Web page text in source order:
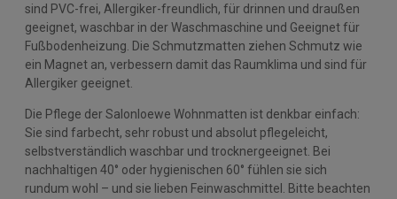
sind PVC-frei, Allergiker-freundlich, für drinnen und draußen
geeignet, waschbar in der Waschmaschine und Geeignet für
Fußbodenheizung. Die Schmutzmatten ziehen Schmutz wie
ein Magnet an, verbessern damit das Raumklima und sind für
Allergiker geeignet.
Die Pflege der Salonloewe Wohnmatten ist denkbar einfach:
Sie sind farbecht, sehr robust und absolut pflegeleicht,
selbstverständlich waschbar und trocknergeeignet. Bei
nachhaltigen 40° oder hygienischen 60° fühlen sie sich
rundum wohl – und sie lieben Feinwaschmittel. Bitte beachten